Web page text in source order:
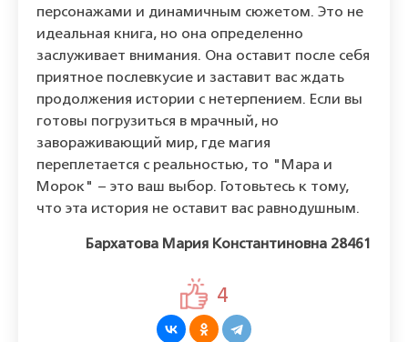
персонажами и динамичным сюжетом. Это не
идеальная книга, но она определенно
заслуживает внимания. Она оставит после себя
приятное послевкусие и заставит вас ждать
продолжения истории с нетерпением. Если вы
готовы погрузиться в мрачный, но
завораживающий мир, где магия
переплетается с реальностью, то "Мара и
Морок" – это ваш выбор. Готовьтесь к тому,
что эта история не оставит вас равнодушным.
Бархатова Мария Константиновна 28461
4